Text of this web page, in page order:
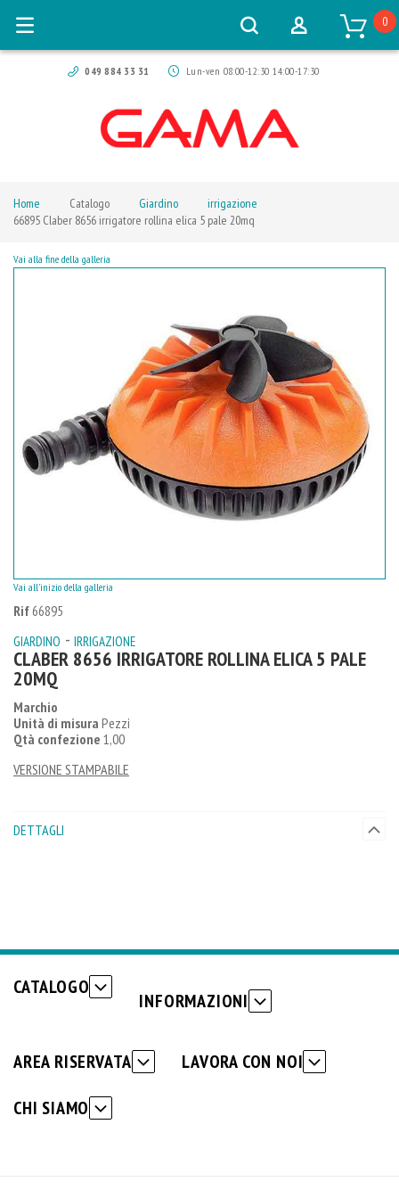
049 884 33 31 Lun-ven 08:00-12:30 14:00-17:30
0
Home Catalogo Giardino
irrigazione
66895 Claber 8656 irrigatore rollina elica 5 pale 20mq
Rif66895
GIARDINO - IRRIGAZIONE
CLABER 8656 IRRIGATORE ROLLINA ELICA 5 PALE
20MQ
Marchio
Unità di misura Pezzi
Qtà confezione 1,00
VERSIONE STAMPABILE
Vai alla fine della galleria
Vai all'inizio della galleria
DETTAGLI
CHI SIAMO
CATALOGO
INFORMAZIONI
AREA RISERVATA LAVORA CON NOI